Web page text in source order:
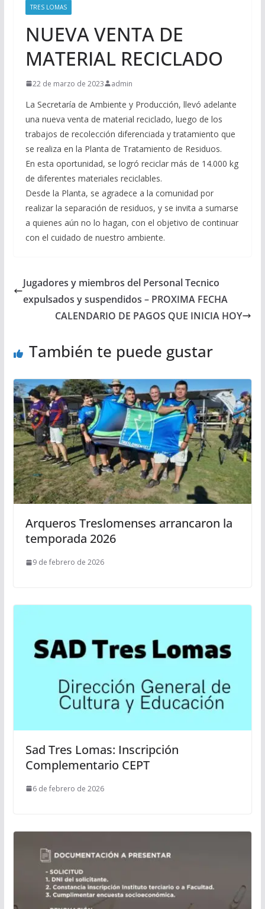
TRES LOMAS
NUEVA VENTA DE
MATERIAL RECICLADO
22 de marzo de 2023 admin
La Secretaría de Ambiente y Producción, llevó adelante
una nueva venta de material reciclado, luego de los
trabajos de recolección diferenciada y tratamiento que
se realiza en la Planta de Tratamiento de Residuos.
En esta oportunidad, se logró reciclar más de 14.000 kg
de diferentes materiales reciclables.
Desde la Planta, se agradece a la comunidad por
realizar la separación de residuos, y se invita a sumarse
a quienes aún no lo hagan, con el objetivo de continuar
con el cuidado de nuestro ambiente.
Jugadores y miembros del Personal Tecnico
expulsados y suspendidos – PROXIMA FECHA
CALENDARIO DE PAGOS QUE INICIA HOY
También te puede gustar
Arqueros Treslomenses arrancaron la
temporada 2026
9 de febrero de 2026
Sad Tres Lomas: Inscripción
Complementario CEPT
6 de febrero de 2026